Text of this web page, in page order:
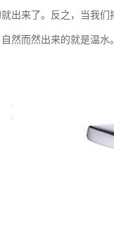
出来了。反之，当我
然而然出来的就是温水。